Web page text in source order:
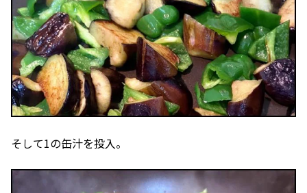
そして1の缶汁を投入。